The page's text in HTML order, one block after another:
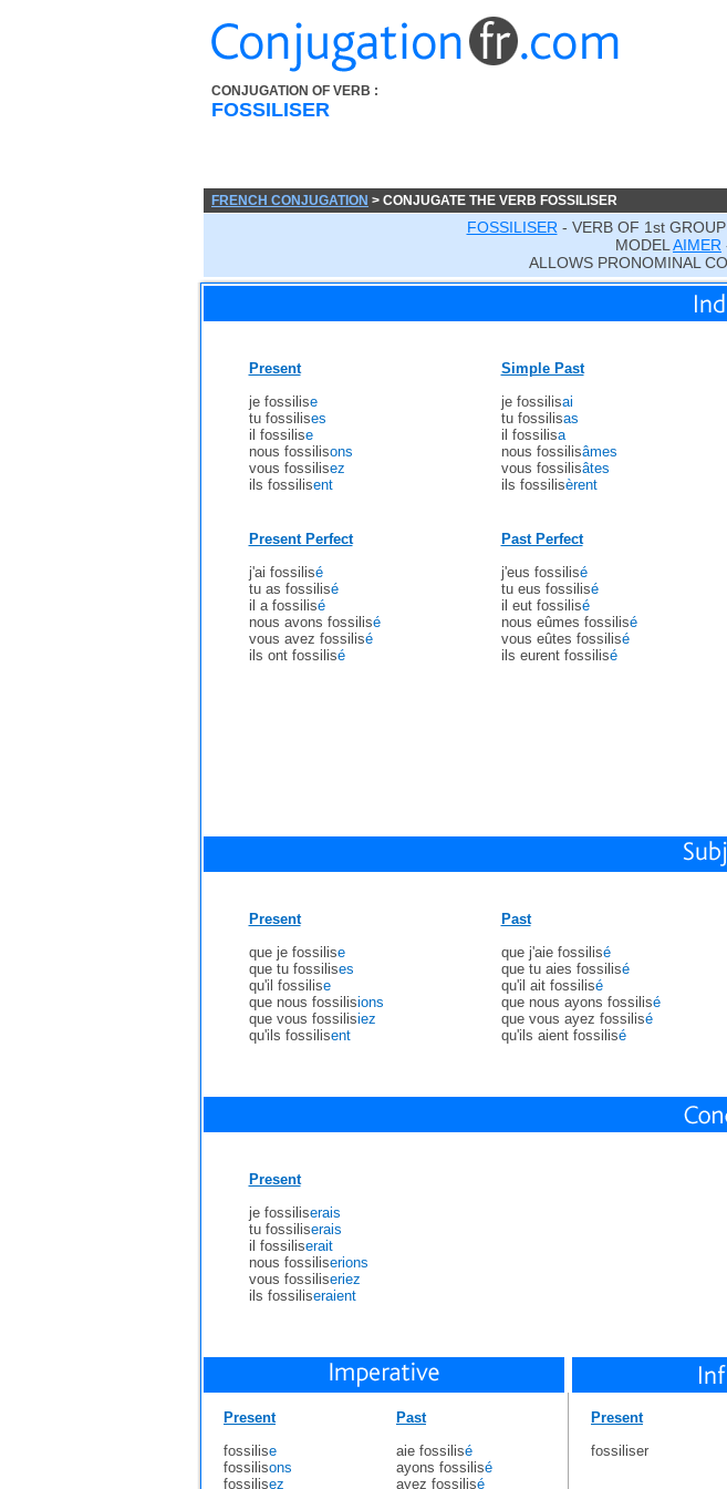
CONJUGATION OF VERB :
FOSSILISER
FRENCH CONJUGATION > CONJUGATE THE VERB FOSSILISER
FOSSILISER - VERB OF 1st
MODEL AIMER
ALLOWS PRONOMINAL
Present
je fossilise
tu fossilises
il fossilise
nous fossilisons
vous fossilisez
ils fossilisent
Simple Past
je fossilisai
tu fossilisas
il fossilisa
nous fossilisâmes
vous fossilisâtes
ils fossilisèrent
Present Perfect
j'ai fossilisé
tu as fossilisé
il a fossilisé
nous avons fossilisé
vous avez fossilisé
ils ont fossilisé
Past Perfect
j'eus fossilisé
tu eus fossilisé
il eut fossilisé
nous eûmes fossilisé
vous eûtes fossilisé
ils eurent fossilisé
Present
que je fossilise
que tu fossilises
qu'il fossilise
que nous fossilisions
que vous fossilisiez
qu'ils fossilisent
Past
que j'aie fossilisé
que tu aies fossilisé
qu'il ait fossilisé
que nous ayons fossilisé
que vous ayez fossilisé
qu'ils aient fossilisé
Present
je fossiliserais
tu fossiliserais
il fossiliserait
nous fossiliserions
vous fossiliseriez
ils fossiliseraient
Present
fossilise
fossilisons
fossilisez
Past
aie fossilisé
ayons fossilisé
ayez fossilisé
Present
fossiliser